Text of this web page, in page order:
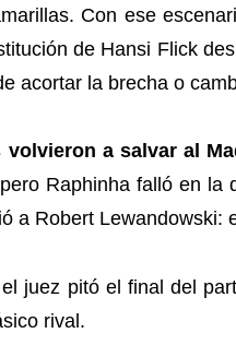
Con ese
de Hansi Flick
acortar la brecha o
a salvar al
Raphinha falló en
a Robert
juez pitó el final del
rival.